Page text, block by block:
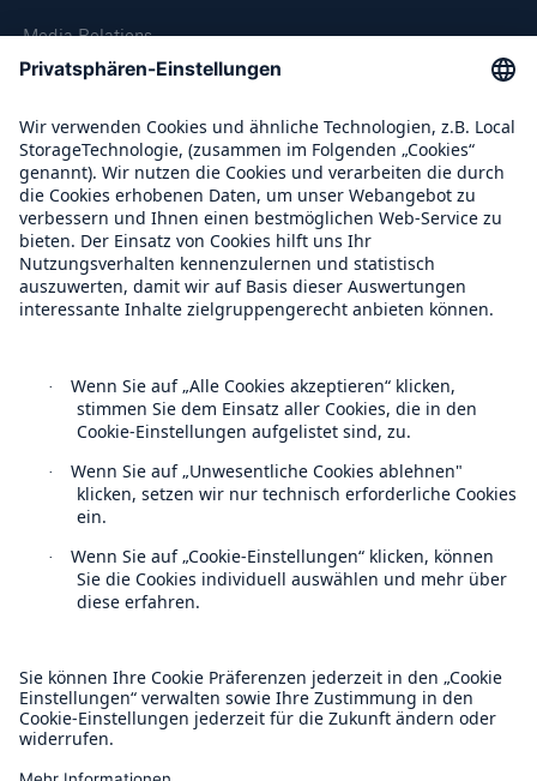
Media Relations
Compliance
Über Munich Re
Munich Re Weltweit
Datenschutz
Rechtliche Hinweise
Sitemap